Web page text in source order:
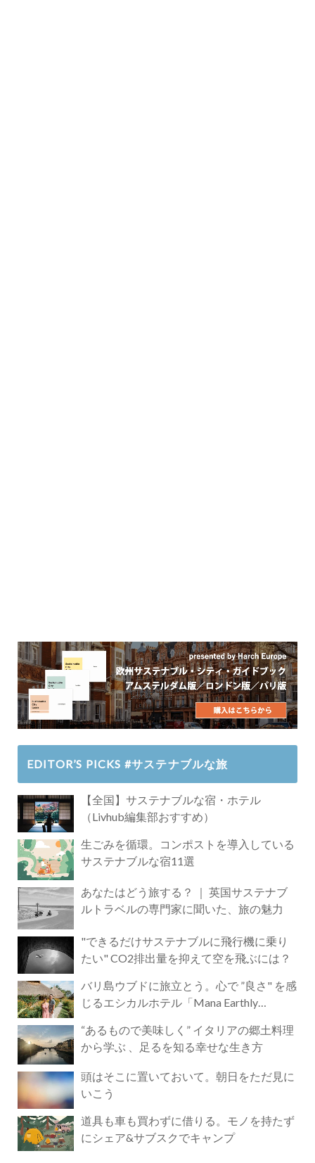
EDITOR’S PICKS #サステナブルな旅
【全国】サステナブルな宿・ホテル
（Livhub編集部おすすめ）
生ごみを循環。コンポストを導入している
サステナブルな宿11選
あなたはどう旅する？ ｜ 英国サステナブ
ルトラベルの専門家に聞いた、旅の魅力
"できるだけサステナブルに飛行機に乗り
たい" CO2排出量を抑えて空を飛ぶには？
バリ島ウブドに旅立とう。心で ”良さ" を感
じるエシカルホテル「Mana Earthly
“あるもので美味しく” イタリアの郷土料理
から学ぶ 、足るを知る幸せな生き方
頭はそこに置いておいて。朝日をただ見に
いこう
道具も車も買わずに借りる。モノを持たず
にシェア&サブスクでキャンプ